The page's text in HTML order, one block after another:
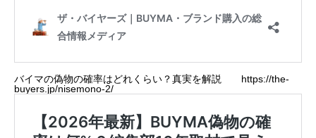
バイマの偽物の確率はどれくらい？真実を解説 https://the-
buyers.jp/nisemono-2/